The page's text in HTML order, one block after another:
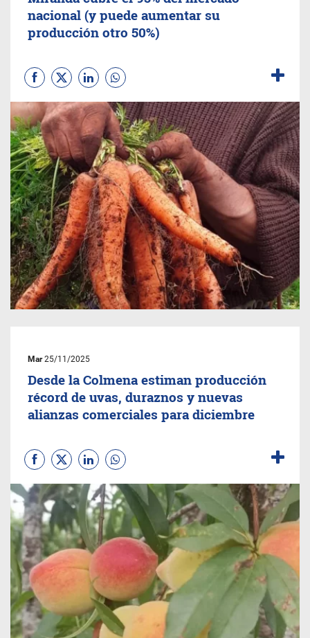
nacional (y puede aumentar su
producción otro 50%)
Mar25/11/2025
Desde la Colmena estiman producción
récord de uvas, duraznos y nuevas
alianzas comerciales para diciembre